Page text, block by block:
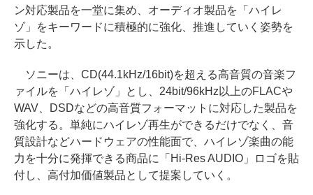
ン対応製品を一堂に集め、オーディオ製品を「ハイレ
ゾ」をキーワードに積極的に強化、推進していく姿勢を
示した。
ソニーは、CD(44.1kHz/16bit)を超える高音質の音楽フ
ァイルを「ハイレゾ」とし、24bit/96kHz以上のFLACや
WAV、DSDなどの高音質フォーマットに対応した製品を
強化する。単純にハイレゾ再生ができるだけでなく、音
質設計などハードウェアの性能面で、ハイレゾ楽曲の能
力を十分に発揮できる商品に「Hi-Res AUDIO」ロゴを貼
付し、高付加価値製品として提案していく。